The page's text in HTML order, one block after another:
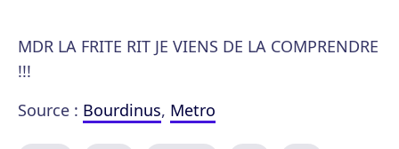
MDR LA FRITE RIT JE VIENS DE LA COMPRENDRE
!!!
Source : Bourdinus, Metro